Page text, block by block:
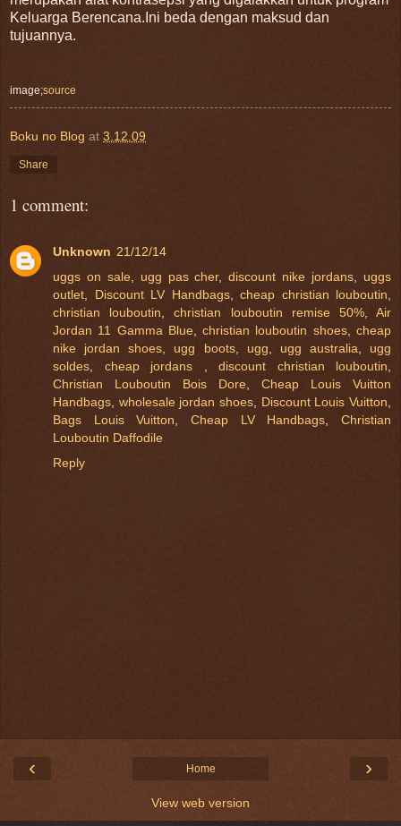
Keluarga Berencana.Ini beda dengan maksud dan
tujuannya.
image;source
Boku no Blog at 3.12.09
Share
1 comment:
Unknown 21/12/14
uggs on sale
ugg pas cher,discount nike jordans
uggs
outlet
Discount LV Handbags, cheap christian louboutin
christian louboutin ,christian louboutin remise 50%,Air
Jordan 11 Gamma Blue ,christian louboutin shoes,cheap
nike jordan shoes
ugg boots, ugg ugg australia
ugg
soldes
cheap jordans discount christian louboutin
Christian Louboutin Bois Dore
Cheap Louis Vuitton
Handbags wholesale jordan shoes Discount Louis Vuitton
Bags Louis Vuitton ,Cheap LV Handbags ,Christian
Louboutin Daffodile
Reply
‹ ›
Home
View web version